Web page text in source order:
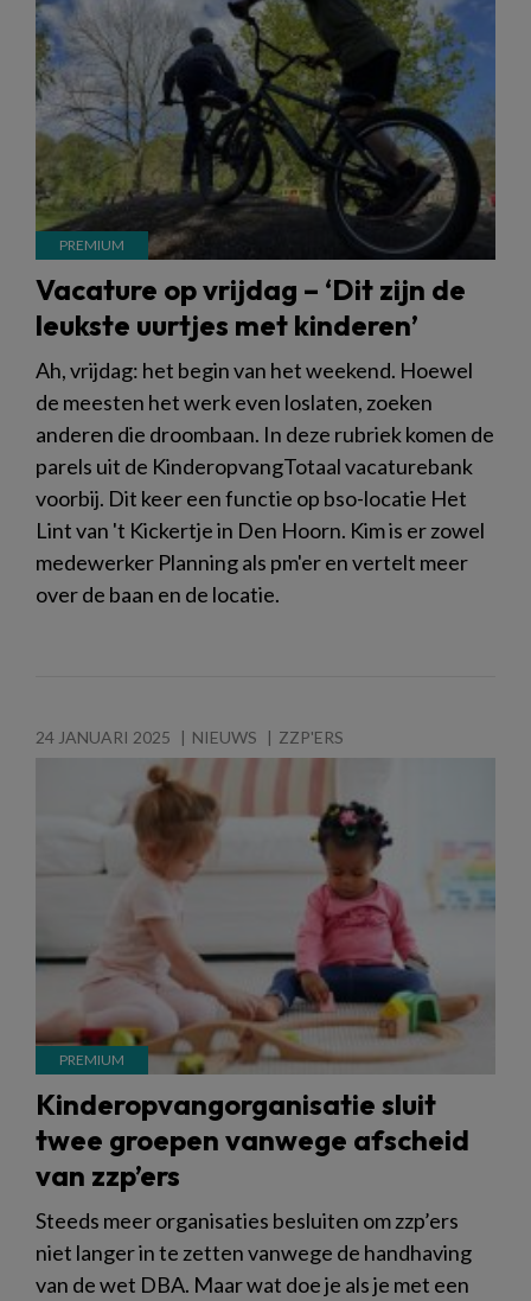
Vacature op vrijdag – ‘Dit zijn de
leukste uurtjes met kinderen’
Ah, vrijdag: het begin van het weekend. Hoewel
de meesten het werk even loslaten, zoeken
anderen die droombaan. In deze rubriek komen de
parels uit de KinderopvangTotaal vacaturebank
voorbij. Dit keer een functie op bso-locatie Het
Lint van 't Kickertje in Den Hoorn. Kim is er zowel
medewerker Planning als pm'er en vertelt meer
over de baan en de locatie.
24 JANUARI 2025 NIEUWS ZZP'ERS
Kinderopvangorganisatie sluit
twee groepen vanwege afscheid
van zzp’ers
Steeds meer organisaties besluiten om zzp’ers
niet langer in te zetten vanwege de handhaving
van de wet DBA. Maar wat doe je als je met een